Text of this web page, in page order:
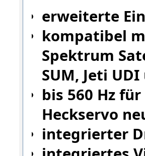
erweiterte
kompatibel
Spektrum
SUM, Jeti
bis 560 Hz
Heckservo
integrierter